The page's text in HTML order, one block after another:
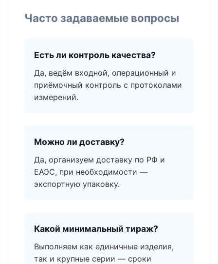
Часто задаваемые вопросы
Есть ли контроль качества?
Да, ведём входной, операционный и
приёмочный контроль с протоколами
измерений.
Можно ли доставку?
Да, организуем доставку по РФ и
ЕАЭС, при необходимости —
экспортную упаковку.
Какой минимальный тираж?
Выполняем как единичные изделия,
так и крупные серии — сроки